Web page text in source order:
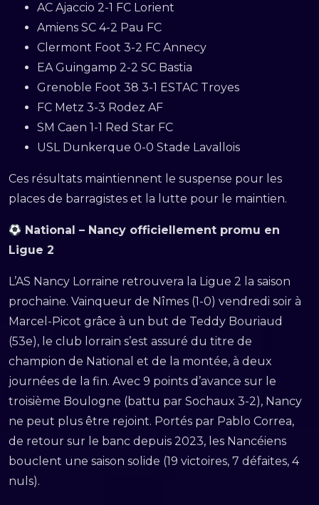
AC Ajaccio 2-1 FC Lorient
Amiens SC 4-2 Pau FC
Clermont Foot 3-2 FC Annecy
EA Guingamp 2-2 SC Bastia
Grenoble Foot 38 3-1 ESTAC Troyes
FC Metz 3-3 Rodez AF
SM Caen 1-1 Red Star FC
USL Dunkerque 0-0 Stade Lavallois
Ces résultats maintiennent le suspense pour les
places de barragistes et la lutte pour le maintien.
National – Nancy officiellement promu en
Ligue 2
L’AS Nancy Lorraine retrouvera la Ligue 2 la saison
prochaine. Vainqueur de Nîmes (1-0) vendredi soir à
Marcel-Picot grâce à un but de Teddy Bouriaud
(53e), le club lorrain s’est assuré du titre de
champion de National et de la montée, à deux
journées de la fin. Avec 9 points d’avance sur le
troisième Boulogne (battu par Sochaux 3-2), Nancy
ne peut plus être rejoint. Portés par Pablo Correa,
de retour sur le banc depuis 2023, les Nancéiens
bouclent une saison solide (19 victoires, 7 défaites, 4
nuls).